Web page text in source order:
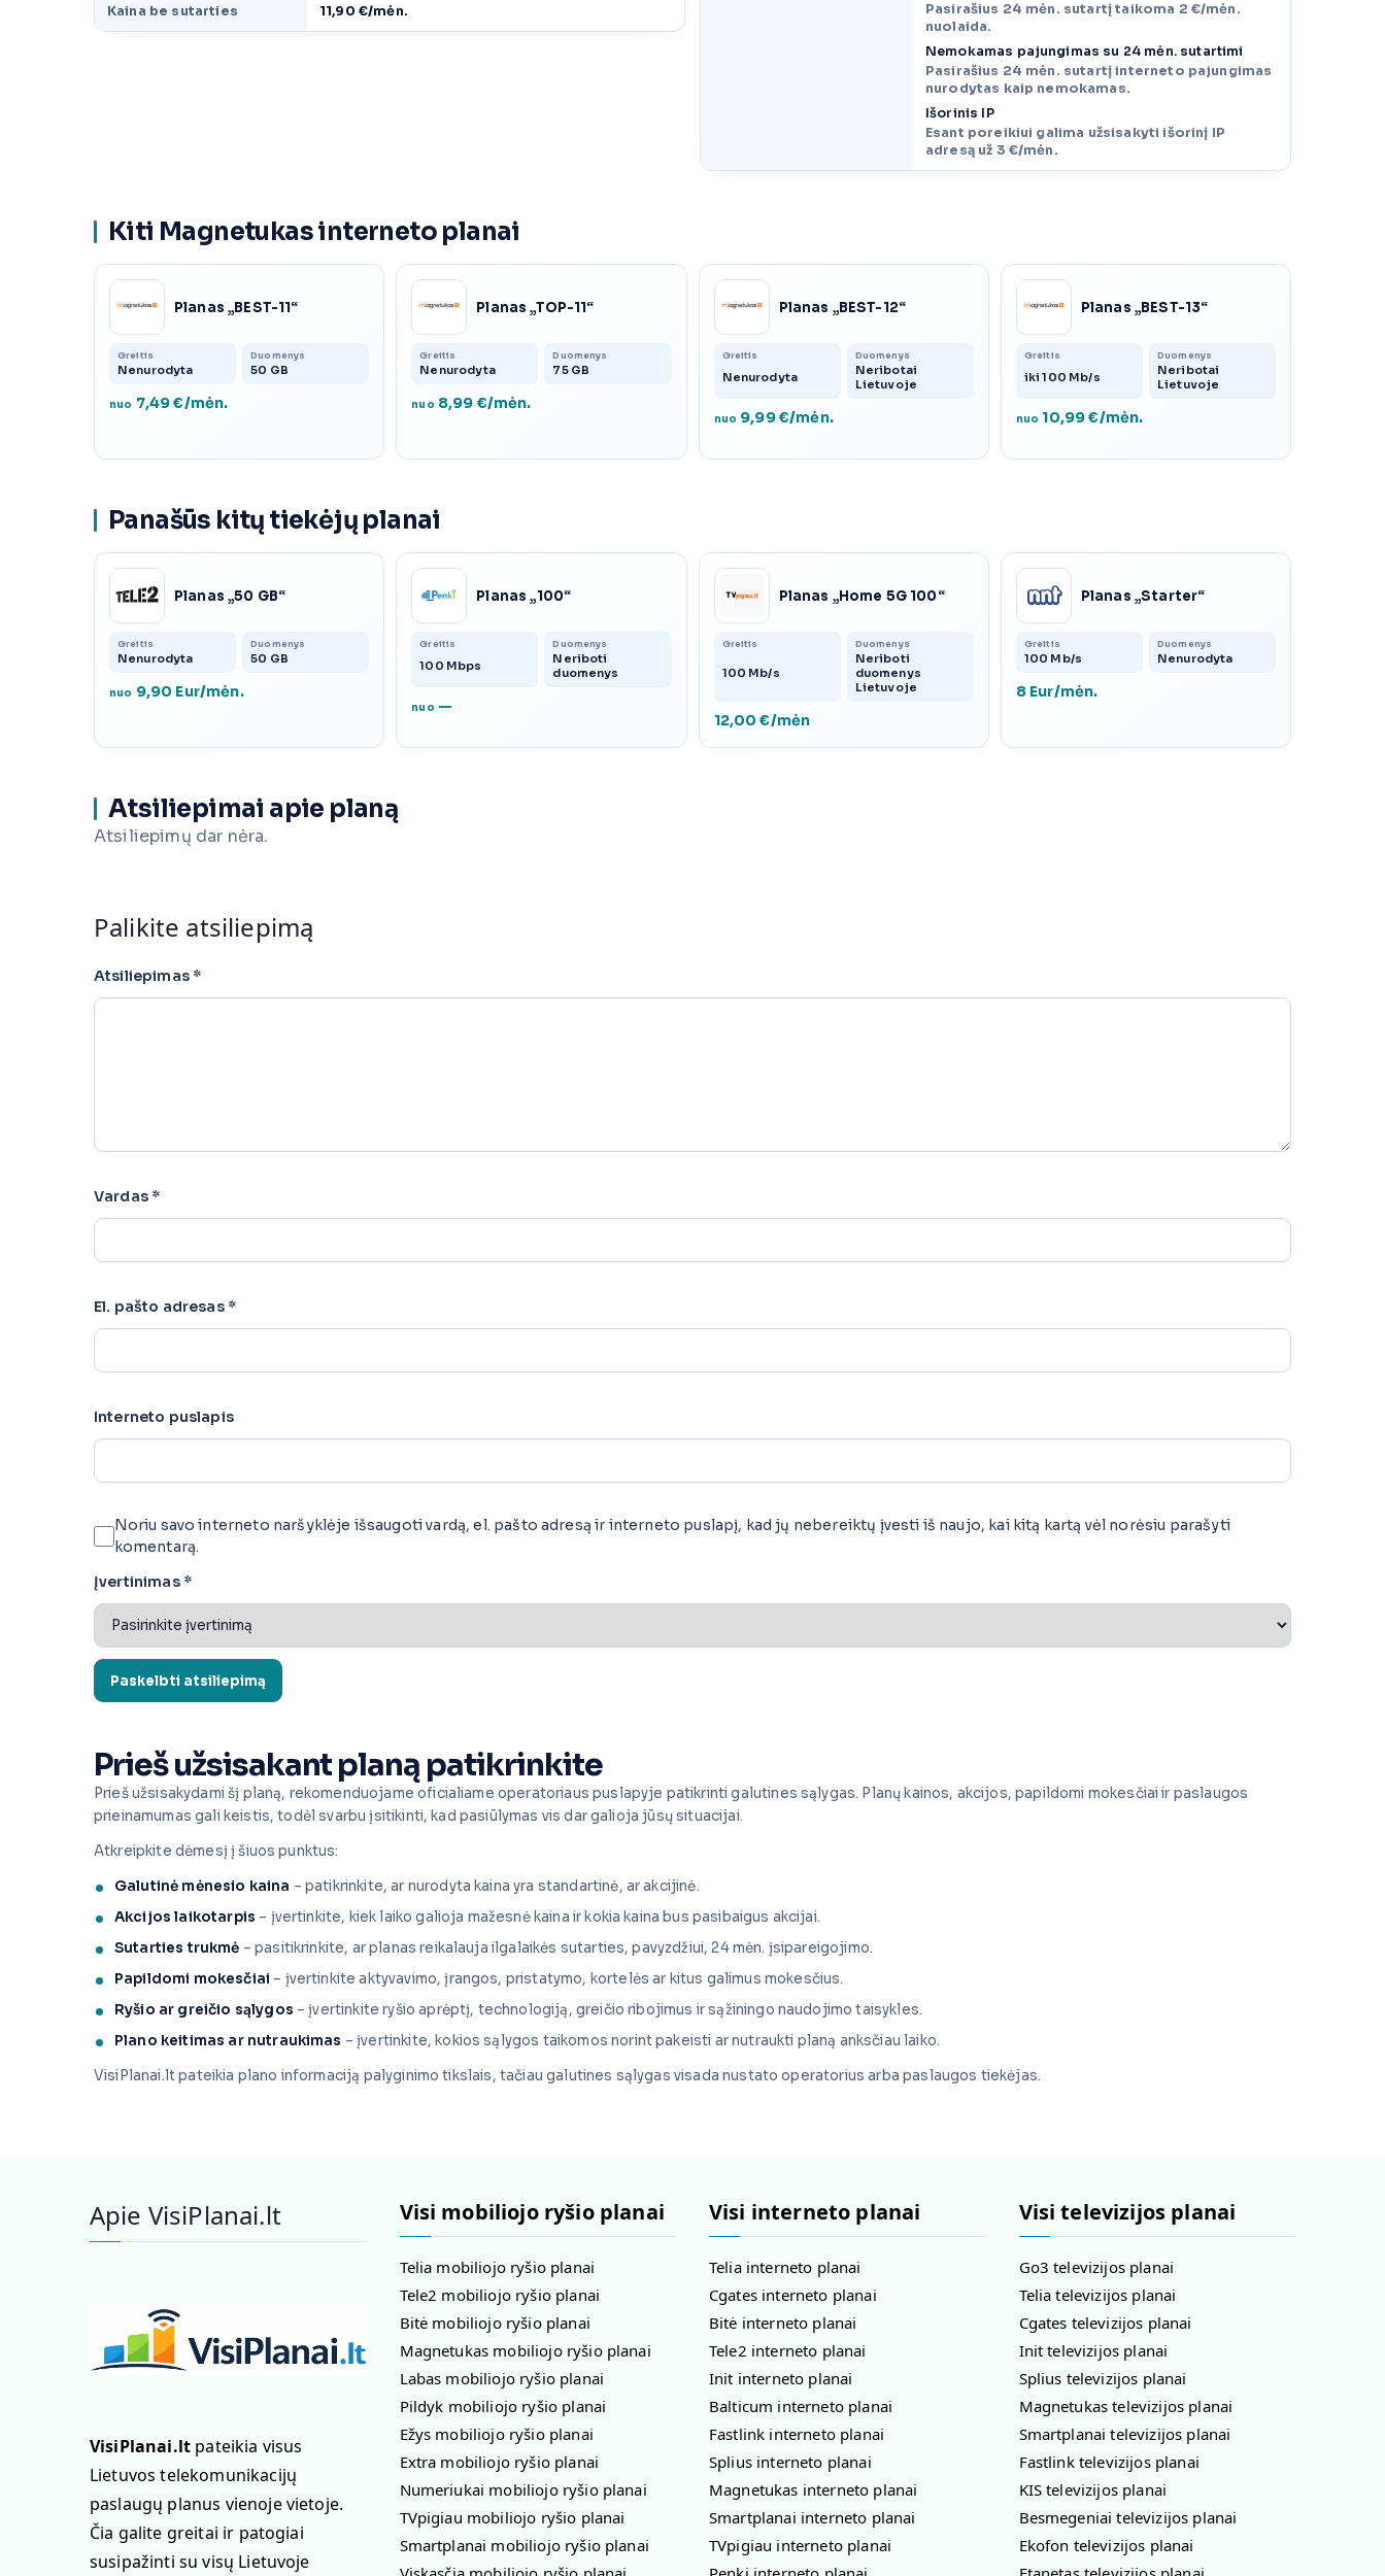
Kaina be sutarties 11,90 €/mėn.
Pasirašius 24 mėn. sutartį taikoma 2 €/mėn.
nuolaida.
Nemokamas pajungimas su 24 mėn. sutartimi
Pasirašius 24 mėn. sutartį interneto pajungimas
nurodytas kaip nemokamas.
Išorinis IP
Esant poreikiui galima užsisakyti išorinį IP
adresą už 3 €/mėn.
Kiti Magnetukas interneto planai
Planas „BEST-11“
Greitis
Nenurodyta
Duomenys
50 GB
nuo 7,49 €/mėn.
Planas „TOP-11“
Greitis
Nenurodyta
Duomenys
75 GB
nuo 8,99 €/mėn.
Planas „BEST-12“
Greitis
Nenurodyta
Duomenys
Neribotai
Lietuvoje
nuo 9,99 €/mėn.
Planas „BEST-13“
Greitis
iki 100 Mb/s
Duomenys
Neribotai
Lietuvoje
nuo 10,99 €/mėn.
Panašūs kitų tiekėjų planai
Planas „50 GB“
Greitis
Nenurodyta
Duomenys
50 GB
nuo 9,90 Eur/mėn.
Planas „100“
Greitis
100 Mbps
Duomenys
Neriboti
duomenys
nuo —
Planas „Home 5G 100“
Greitis
100 Mb/s
Duomenys
Neriboti
duomenys
Lietuvoje
12,00 €/mėn
Planas „Starter“
Greitis
100 Mb/s
Duomenys
Nenurodyta
8 Eur/mėn.
Atsiliepimai apie planą
Atsiliepimų dar nėra.
Palikite atsiliepimą
Atsiliepimas *
Vardas *
El. pašto adresas *
Interneto puslapis
Noriu savo interneto naršyklėje išsaugoti vardą, el. pašto adresą ir interneto puslapį, kad jų nebereiktų įvesti iš naujo, kai kitą kartą vėl norėsiu parašyti
komentarą.
Įvertinimas *
Prieš užsisakant planą patikrinkite
Prieš užsisakydami šį planą, rekomenduojame oficialiame operatoriaus puslapyje patikrinti galutines sąlygas. Planų kainos, akcijos, papildomi mokesčiai ir paslaugos
prieinamumas gali keistis, todėl svarbu įsitikinti, kad pasiūlymas vis dar galioja jūsų situacijai.
Atkreipkite dėmesį į šiuos punktus:
Galutinė mėnesio kaina – patikrinkite, ar nurodyta kaina yra standartinė, ar akcijinė.
Akcijos laikotarpis – įvertinkite, kiek laiko galioja mažesnė kaina ir kokia kaina bus pasibaigus akcijai.
Sutarties trukmė – pasitikrinkite, ar planas reikalauja ilgalaikės sutarties, pavyzdžiui, 24 mėn. įsipareigojimo.
Papildomi mokesčiai – įvertinkite aktyvavimo, įrangos, pristatymo, kortelės ar kitus galimus mokesčius.
Ryšio ar greičio sąlygos – įvertinkite ryšio aprėptį, technologiją, greičio ribojimus ir sąžiningo naudojimo taisykles.
Plano keitimas ar nutraukimas – įvertinkite, kokios sąlygos taikomos norint pakeisti ar nutraukti planą anksčiau laiko.
VisiPlanai.lt pateikia plano informaciją palyginimo tikslais, tačiau galutines sąlygas visada nustato operatorius arba paslaugos tiekėjas.
Apie VisiPlanai.lt
VisiPlanai.lt pateikia visus
Lietuvos telekomunikacijų
paslaugų planus vienoje vietoje.
Čia galite greitai ir patogiai
susipažinti su visų Lietuvoje
Visi mobiliojo ryšio planai
Telia mobiliojo ryšio planai
Tele2 mobiliojo ryšio planai
Bitė mobiliojo ryšio planai
Magnetukas mobiliojo ryšio planai
Labas mobiliojo ryšio planai
Pildyk mobiliojo ryšio planai
Ežys mobiliojo ryšio planai
Extra mobiliojo ryšio planai
Numeriukai mobiliojo ryšio planai
TVpigiau mobiliojo ryšio planai
Smartplanai mobiliojo ryšio planai
Visi interneto planai
Telia interneto planai
Cgates interneto planai
Bitė interneto planai
Tele2 interneto planai
Init interneto planai
Balticum interneto planai
Fastlink interneto planai
Splius interneto planai
Magnetukas interneto planai
Smartplanai interneto planai
TVpigiau interneto planai
Visi televizijos planai
Go3 televizijos planai
Telia televizijos planai
Cgates televizijos planai
Init televizijos planai
Splius televizijos planai
Magnetukas televizijos planai
Smartplanai televizijos planai
Fastlink televizijos planai
KIS televizijos planai
Besmegeniai televizijos planai
Ekofon televizijos planai